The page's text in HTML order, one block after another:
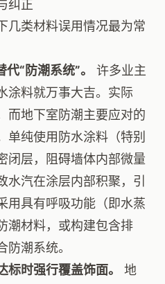
纠正
几类材料误用情况最为常
“防潮系统”。
许多业主
涂料就万事大吉。实际
而地下室防潮主要应对的
单纯使用防水涂料（特别
闭层，阻碍墙体内部微量
水汽在涂层内部积聚，引
用具有呼吸功能（即水蒸
潮材料，或构建包含排
潮系统。
时强行覆盖饰面。
地